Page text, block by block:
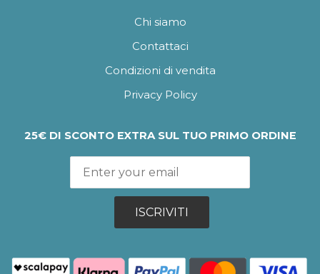
Chi siamo
Contattaci
Condizioni di vendita
Privacy Policy
25€ DI SCONTO EXTRA SUL TUO PRIMO ORDINE
ISCRIVITI